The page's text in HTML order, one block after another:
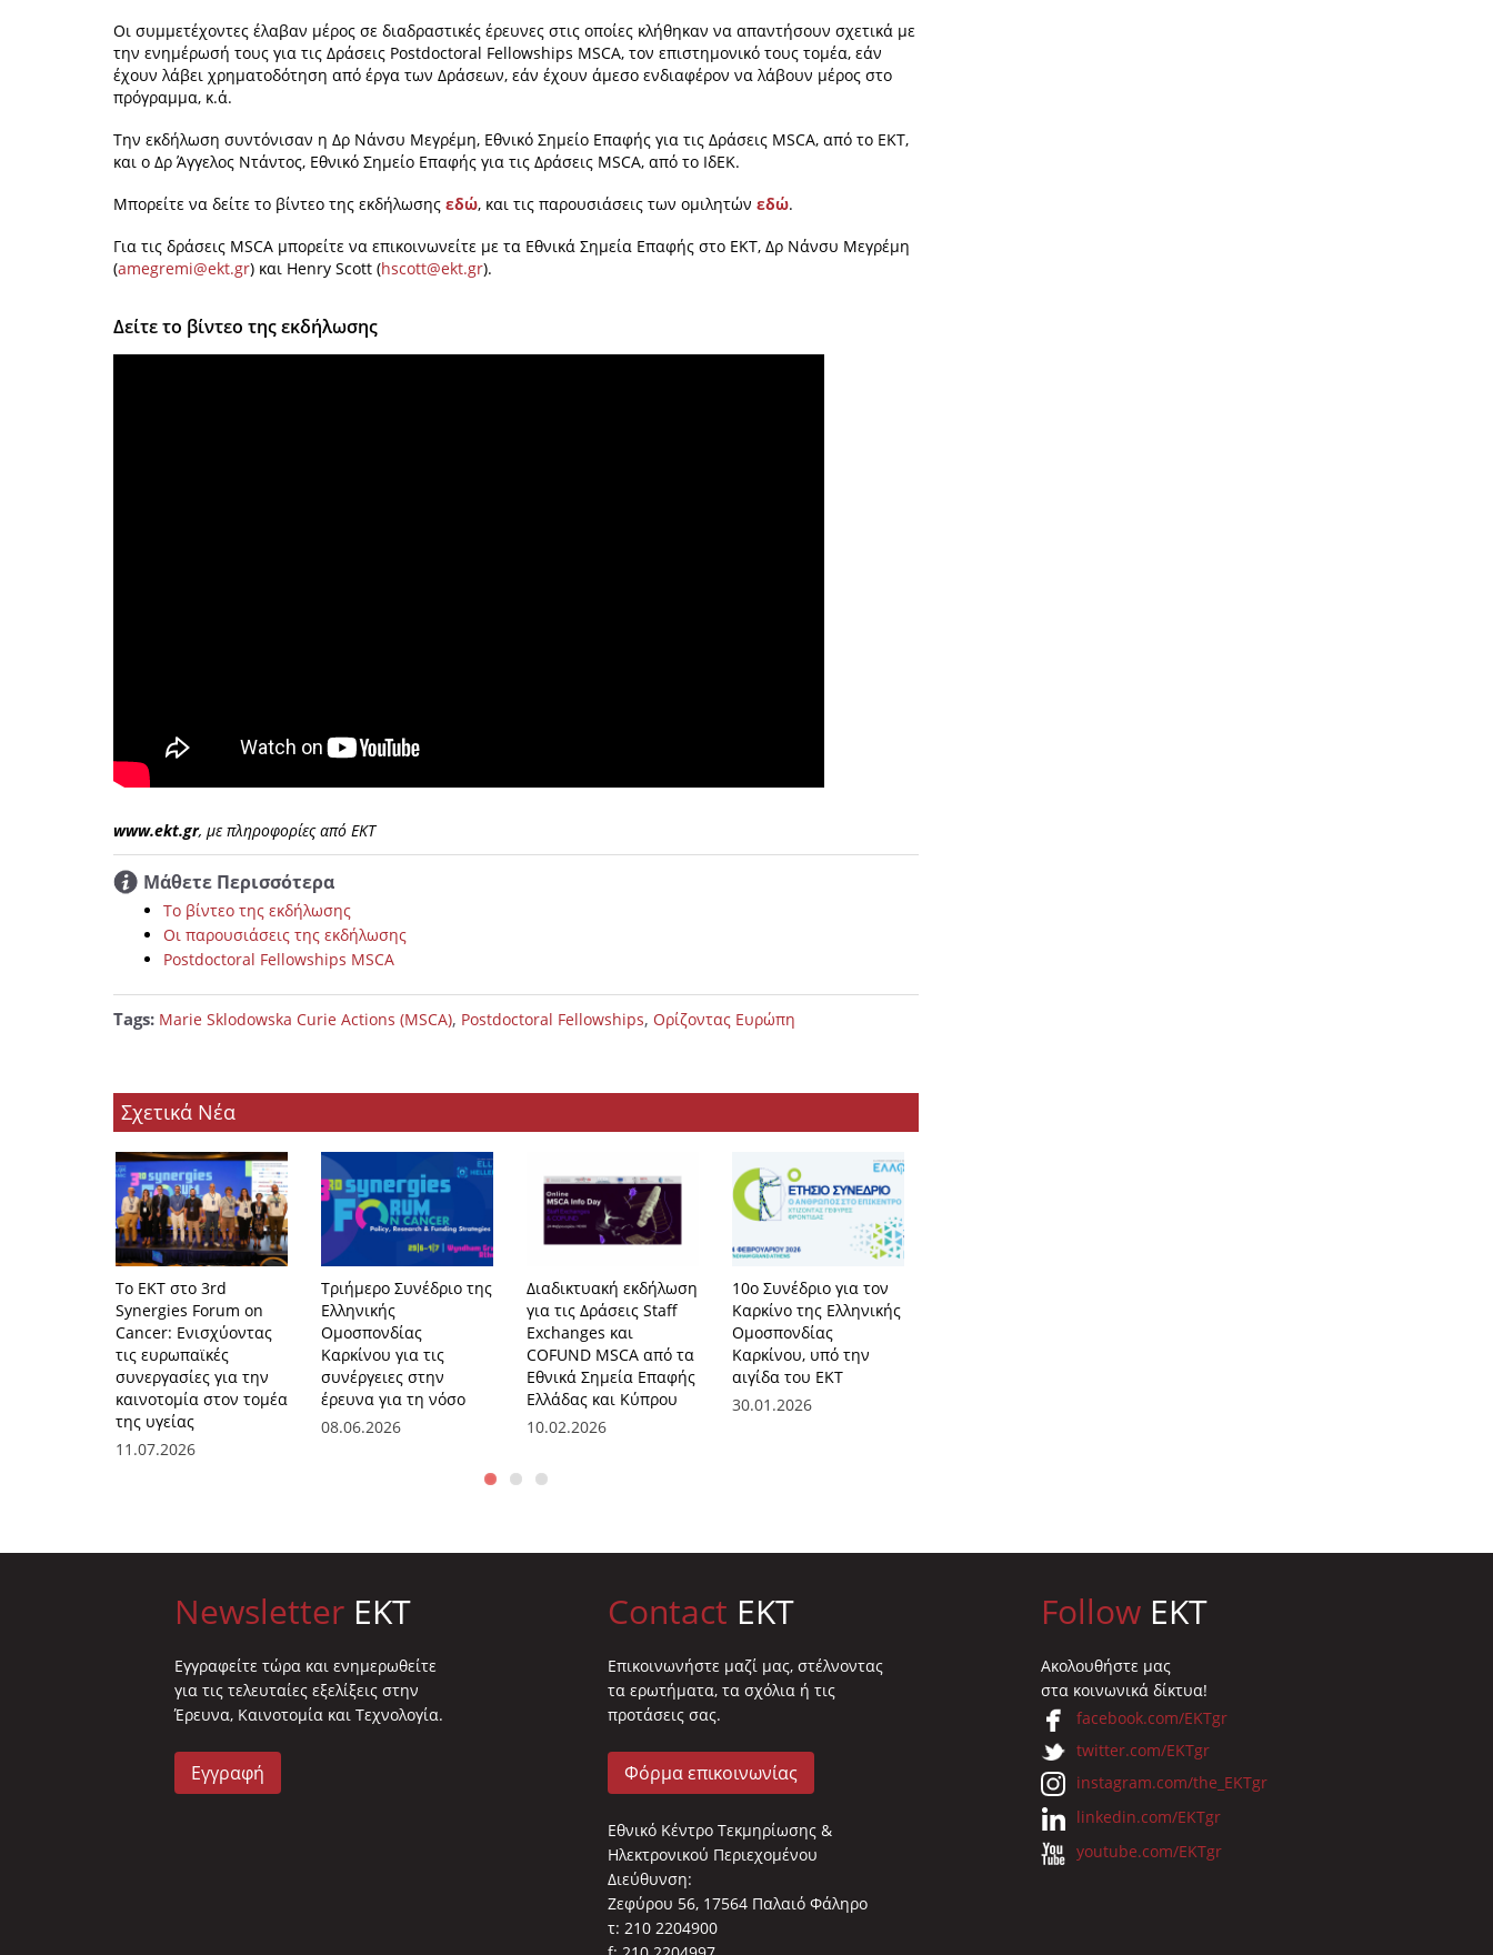
Οι συμμετέχοντες έλαβαν μέρος σε διαδραστικές έρευνες στις οποίες κλήθηκαν να απαντήσουν σχετικά με
την ενημέρωσή τους για τις Δράσεις Postdoctoral Fellowships MSCA, τον επιστημονικό τους τομέα, εάν
έχουν λάβει χρηματοδότηση από έργα των Δράσεων, εάν έχουν άμεσο ενδιαφέρον να λάβουν μέρος στο
πρόγραμμα, κ.ά.
Την εκδήλωση συντόνισαν η Δρ Νάνσυ Μεγρέμη, Εθνικό Σημείο Επαφής για τις Δράσεις MSCA, από το ΕΚΤ,
και ο Δρ Άγγελος Ντάντος, Εθνικό Σημείο Επαφής για τις Δράσεις MSCA, από το ΙδΕΚ.
Μπορείτε να δείτε το βίντεο της εκδήλωσης εδώ, και τις παρουσιάσεις των ομιλητών εδώ.
Για τις δράσεις MSCA μπορείτε να επικοινωνείτε με τα Εθνικά Σημεία Επαφής στο ΕΚΤ, Δρ Νάνσυ Μεγρέμη
(amegremi@ekt.gr) και Henry Scott (hscott@ekt.gr).
Δείτε το βίντεο της εκδήλωσης
www.ekt.gr, με πληροφορίες από ΕΚΤ
Μάθετε Περισσότερα
Το βίντεο της εκδήλωσης
Οι παρουσιάσεις της εκδήλωσης
Postdoctoral Fellowships MSCA
Tags: Marie Sklodowska Curie Actions (MSCA), Postdoctoral Fellowships, Ορίζοντας Ευρώπη
Σχετικά Νέα
Το ΕΚΤ στο 3rd
Synergies Forum on
Cancer: Ενισχύοντας
τις ευρωπαϊκές
συνεργασίες για την
καινοτομία στον τομέα
της υγείας
11.07.2026
Τριήμερο Συνέδριο της
Ελληνικής
Ομοσπονδίας
Καρκίνου για τις
συνέργειες στην
έρευνα για τη νόσο
08.06.2026
Διαδικτυακή εκδήλωση
για τις Δράσεις Staff
Exchanges και
COFUND MSCA από τα
Εθνικά Σημεία Επαφής
Ελλάδας και Κύπρου
10.02.2026
10ο Συνέδριο για τον
Καρκίνο της Ελληνικής
Ομοσπονδίας
Καρκίνου, υπό την
αιγίδα του ΕΚΤ
30.01.2026
Newsletter EKT
Eγγραφείτε τώρα και ενημερωθείτε
για τις τελευταίες εξελίξεις στην
Έρευνα, Καινοτομία και Τεχνολογία.
Εγγραφή
Contact EKT
Επικοινωνήστε μαζί μας, στέλνοντας
τα ερωτήματα, τα σχόλια ή τις
προτάσεις σας.
Φόρμα επικοινωνίας
Εθνικό Κέντρο Τεκμηρίωσης &
Ηλεκτρονικού Περιεχομένου
Διεύθυνση:
Ζεφύρου 56, 17564 Παλαιό Φάληρο
τ: 210 2204900
Follow EKT
Ακολουθήστε μας
στα κοινωνικά δίκτυα!
facebook.com/EKTgr
twitter.com/EKTgr
instagram.com/the_EKTgr
linkedin.com/EKTgr
youtube.com/EKTgr